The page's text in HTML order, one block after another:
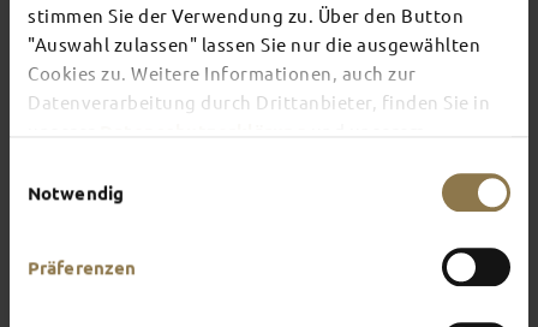
stimmen Sie der Verwendung zu. Über den Button
"Auswahl zulassen" lassen Sie nur die ausgewählten
Cookies zu. Weitere Informationen, auch zur
Datenverarbeitung durch Drittanbieter, finden Sie in
Notwendig
Präferenzen
There's always something going on in Fulda:
whether it's a concert, a musical, a fun-filled
guided tour or a theatre performance – this is the